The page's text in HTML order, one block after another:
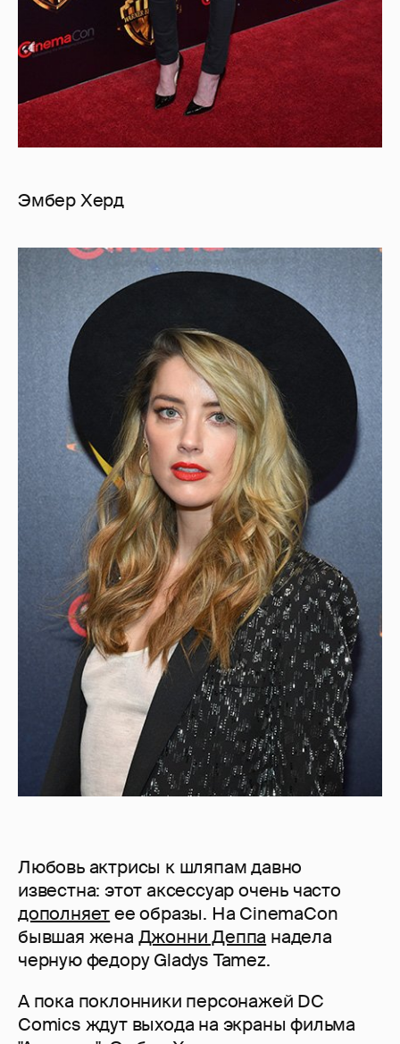
Эмбер Херд
Любовь актрисы к шляпам давно
известна: этот аксессуар очень часто
дополняетее образы. На CinemaCon
бывшая жена Джонни Деппа надела
черную федору Gladys Tamez.
А пока поклонники персонажей DC
Comics ждут выхода на экраны фильма